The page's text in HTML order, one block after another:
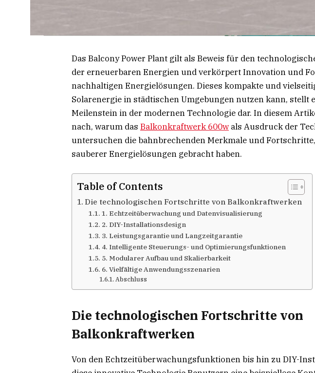
Das Balcony Power Plant gilt als Beweis für den
der erneuerbaren Energien und verkörpert Innovation und
nachhaltigen Energielösungen. Dieses kompakte und
Solarenergie in städtischen Umgebungen nutzen kann, stellt
Meilenstein in der modernen Technologie dar. In diesem
nach, warum das Balkonkraftwerk 600w als Ausdruck der
untersuchen die bahnbrechenden Merkmale und Fortschritte,
sauberer Energielösungen gebracht haben.
Table of Contents
Die technologischen Fortschritte von Balkonkraftwerken
1. Echtzeitüberwachung und Datenvisualisierung
2. DIY-Installationsdesign
3. Leistungsgarantie und Langzeitgarantie
4. Intelligente Steuerungs- und Optimierungsfunktionen
5. Modularer Aufbau und Skalierbarkeit
6. Vielfältige Anwendungsszenarien
Abschluss
Die technologischen Fortschritte von
Balkonkraftwerken
Von den Echtzeitüberwachungsfunktionen bis hin zu DIY-